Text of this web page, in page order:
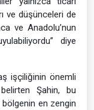
ve düşünceleri de
ve Anadolu’nun
diye
işçiliğinin önemli
belirten Şahin, bu
bölgenin en zengin